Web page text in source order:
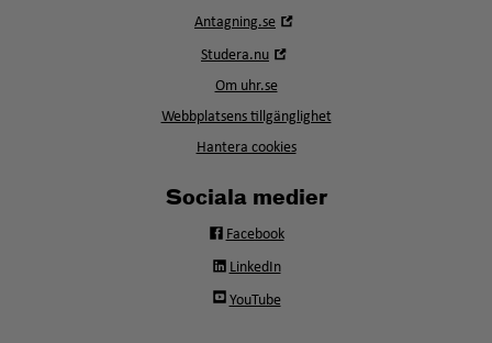
Antagning.se
Studera.nu
fönster
Om uhr.se
Webbplatsens tillgänglighet
Hantera cookies
Sociala medier
Facebook
LinkedIn
YouTube